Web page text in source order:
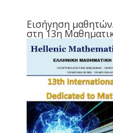
Εισήγηση
στη 13η